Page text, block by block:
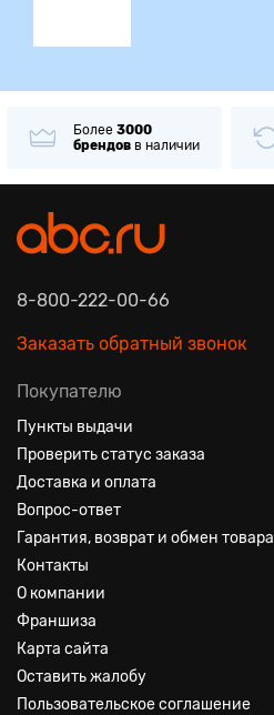
Более 3000
брендов в наличии
8-800-222-00-66
Заказать обратный звонок
Покупателю
Пункты выдачи
Проверить статус заказа
Доставка и оплата
Вопрос-ответ
Гарантия, возврат и обмен товара
Контакты
О компании
Франшиза
Карта сайта
Оставить жалобу
Пользовательское соглашение